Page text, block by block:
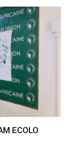
ECOLO